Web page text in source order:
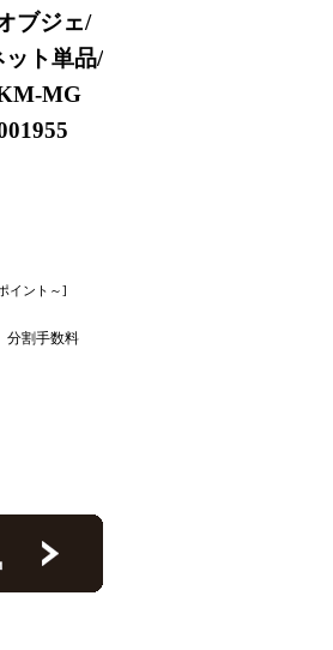
ブジェ/
ット単品/
MG
イント～]
分割手数料